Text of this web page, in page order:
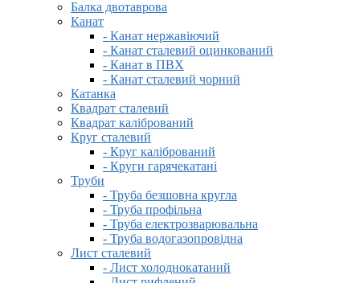
Балка двотаврова
Канат
- Канат нержавіючий
- Канат сталевий оцинкований
- Канат в ПВХ
- Канат сталевий чорний
Катанка
Квадрат сталевий
Квадрат калібрований
Круг сталевий
- Круг калібрований
- Круги гарячекатані
Труби
- Труба безшовна кругла
- Труба профільна
- Труба електрозварювальна
- Труба водогазопровідна
Лист сталевий
- Лист холоднокатаний